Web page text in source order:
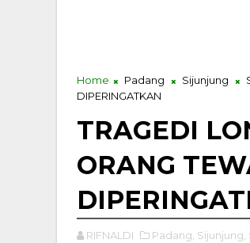
Home Padang Sijunjung
DIPERINGATKAN
TRAGEDI
ORANG
RIFNALDI Padang, Sijunjung,